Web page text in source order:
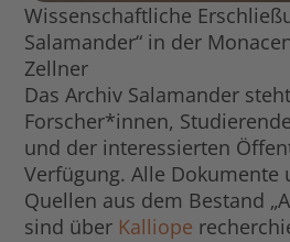
Wissenschaftliche
Salamander“ in der
Zellner
Das Archiv Salamander
Forscher*innen,
und der interessierten
Verfügung. Alle Dokumente
Quellen aus dem Bestand
sind über Kalliope